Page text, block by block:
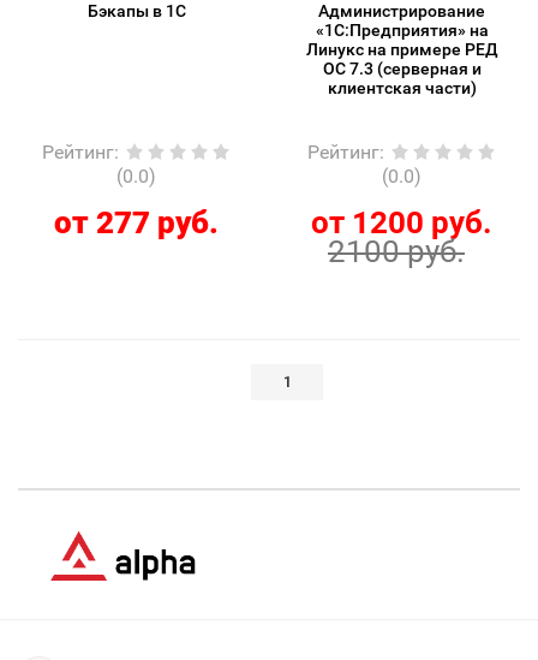
Бэкапы в 1С
Рейтинг:
(0.0)
от 277 руб.
Администрирование
«1С:Предприятия» на
Линукс на примере РЕД
ОС 7.3 (серверная и
клиентская части)
Рейтинг:
(0.0)
от 1200 руб.
2100 руб.
1